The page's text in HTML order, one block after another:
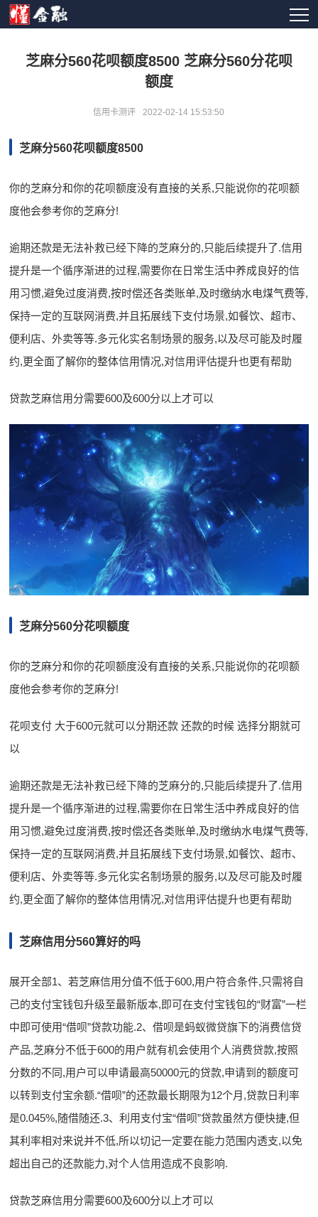
芝麻分560花呗额度8500 芝麻分560分花呗
额度
信用卡测评 2022-02-14 15:53:50
芝麻分560花呗额度8500
你的芝麻分和你的花呗额度没有直接的关系,只能说你的花呗额
度他会参考你的芝麻分!
逾期还款是无法补救已经下降的芝麻分的,只能后续提升了.信用
提升是一个循序渐进的过程,需要你在日常生活中养成良好的信
用习惯,避免过度消费,按时偿还各类账单,及时缴纳水电煤气费等,
保持一定的互联网消费,并且拓展线下支付场景,如餐饮、超市、
便利店、外卖等等.多元化实名制场景的服务,以及尽可能及时履
约,更全面了解你的整体信用情况,对信用评估提升也更有帮助
贷款芝麻信用分需要600及600分以上才可以
芝麻分560分花呗额度
你的芝麻分和你的花呗额度没有直接的关系,只能说你的花呗额
度他会参考你的芝麻分!
花呗支付 大于600元就可以分期还款 还款的时候 选择分期就可
以
逾期还款是无法补救已经下降的芝麻分的,只能后续提升了.信用
提升是一个循序渐进的过程,需要你在日常生活中养成良好的信
用习惯,避免过度消费,按时偿还各类账单,及时缴纳水电煤气费等,
保持一定的互联网消费,并且拓展线下支付场景,如餐饮、超市、
便利店、外卖等等.多元化实名制场景的服务,以及尽可能及时履
约,更全面了解你的整体信用情况,对信用评估提升也更有帮助
芝麻信用分560算好的吗
展开全部1、若芝麻信用分值不低于600,用户符合条件,只需将自
己的支付宝钱包升级至最新版本,即可在支付宝钱包的“财富”一栏
中即可使用“借呗”贷款功能.2、借呗是蚂蚁微贷旗下的消费信贷
产品,芝麻分不低于600的用户就有机会使用个人消费贷款,按照
分数的不同,用户可以申请最高50000元的贷款,申请到的额度可
以转到支付宝余额.“借呗”的还款最长期限为12个月,贷款日利率
是0.045%,随借随还.3、利用支付宝“借呗”贷款虽然方便快捷,但
其利率相对来说并不低,所以切记一定要在能力范围内透支,以免
超出自己的还款能力,对个人信用造成不良影响.
贷款芝麻信用分需要600及600分以上才可以